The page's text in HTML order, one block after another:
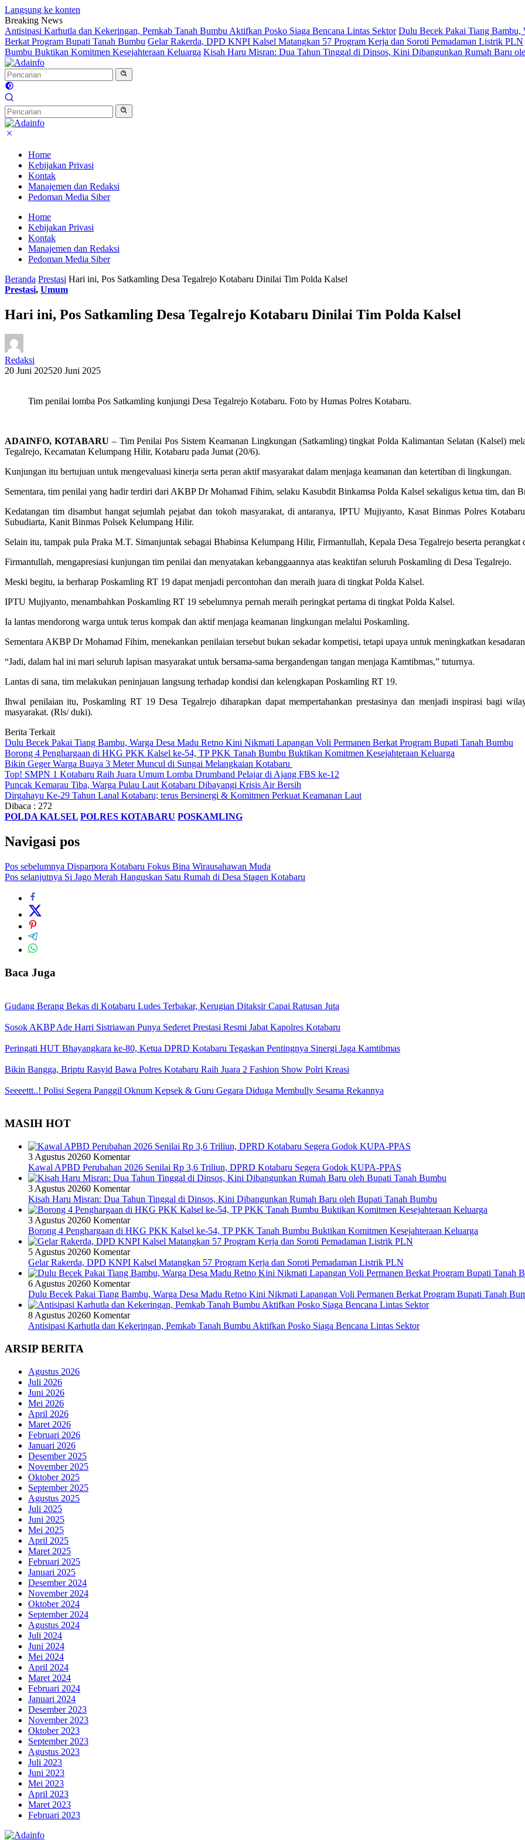
Langsung ke konten
Breaking News
Antisipasi Karhutla dan Kekeringan, Pemkab Tanah Bumbu Aktifkan Posko Siaga Bencana Lintas Sektor Dulu Becek Pakai Tiang
Berkat Program Bupati Tanah Bumbu Gelar Rakerda, DPD KNPI Kalsel Matangkan 57 Program Kerja dan Soroti Pemadaman Listrik PLN
Bumbu Buktikan Komitmen Kesejahteraan Keluarga Kisah Haru Misran: Dua Tahun Tinggal di Dinsos, Kini Dibangunkan Rumah Baru
Home
Kebijakan Privasi
Kontak
Manajemen dan Redaksi
Pedoman Media Siber
Home
Kebijakan Privasi
Kontak
Manajemen dan Redaksi
Pedoman Media Siber
Beranda Prestasi Hari ini, Pos Satkamling Desa Tegalrejo Kotabaru Dinilai Tim Polda Kalsel
Prestasi, Umum
Hari ini, Pos Satkamling Desa Tegalrejo Kotabaru Dinilai Tim Polda Kalsel
Redaksi
20 Juni 202520 Juni 2025
Tim penilai lomba Pos Satkamling kunjungi Desa Tegalrejo Kotabaru. Foto by Humas Polres Kotabaru.
ADAINFO, KOTABARU – Tim Penilai Pos Sistem Keamanan Lingkungan (Satkamling) tingkat Polda Kalimantan Selatan (Kalsel)
Tegalrejo, Kecamatan Kelumpang Hilir, Kotabaru pada Jumat (20/6).
Kunjungan itu bertujuan untuk mengevaluasi kinerja serta peran aktif masyarakat dalam menjaga keamanan dan ketertiban di lingkungan.
Sementara, tim penilai yang hadir terdiri dari AKBP Dr Mohamad Fihim, selaku Kasubdit Binkamsa Polda Kalsel sekaligus ketua tim, dan
Kedatangan tim disambut hangat sejumlah pejabat dan tokoh masyarakat, di antaranya, IPTU Mujiyanto, Kasat Binmas Polres
Subudiarta, Kanit Binmas Polsek Kelumpang Hilir.
Selain itu, tampak pula Praka M.T. Simanjuntak sebagai Bhabinsa Kelumpang Hilir, Firmantullah, Kepala Desa Tegalrejo beserta perangkat
Firmantullah, mengapresiasi kunjungan tim penilai dan menyatakan kebanggaannya atas keaktifan seluruh Poskamling di Desa Tegalrejo.
Meski begitu, ia berharap Poskamling RT 19 dapat menjadi percontohan dan meraih juara di tingkat Polda Kalsel.
IPTU Mujiyanto, menambahkan Poskamling RT 19 sebelumnya pernah meraih peringkat pertama di tingkat Polda Kalsel.
Ia lantas mendorong warga untuk terus kompak dan aktif menjaga keamanan lingkungan melalui Poskamling.
Sementara AKBP Dr Mohamad Fihim, menekankan penilaian tersebut bukan sekadar kompetisi, tetapi upaya untuk meningkatkan
“Jadi, dalam hal ini mari seluruh lapisan masyarakat untuk bersama-sama bergandengan tangan menjaga Kamtibmas,” tuturnya.
Lantas di sana, tim melakukan peninjauan langsung terhadap kondisi dan kelengkapan Poskamling RT 19.
Ihwal penilaian itu, Poskamling RT 19 Desa Tegalrejo diharapkan dapat mempertahankan prestasinya dan menjadi inspirasi bagi
masyarakat. (Rls/ duki).
Berita Terkait
Dulu Becek Pakai Tiang Bambu, Warga Desa Madu Retno Kini Nikmati Lapangan Voli Permanen Berkat Program Bupati Tanah Bumbu
Borong 4 Penghargaan di HKG PKK Kalsel ke-54, TP PKK Tanah Bumbu Buktikan Komitmen Kesejahteraan Keluarga
Bikin Geger Warga Buaya 3 Meter Muncul di Sungai Melangkaian Kotabaru
Top! SMPN 1 Kotabaru Raih Juara Umum Lomba Drumband Pelajar di Ajang FBS ke-12
Puncak Kemarau Tiba, Warga Pulau Laut Kotabaru Dibayangi Krisis Air Bersih
Dirgahayu Ke-29 Tahun Lanal Kotabaru; terus Bersinergi & Komitmen Perkuat Keamanan Laut
Dibaca : 272
POLDA KALSEL POLRES KOTABARU POSKAMLING
Navigasi pos
Pos sebelumnya Disparpora Kotabaru Fokus Bina Wirausahawan Muda
Pos selanjutnya Si Jago Merah Hanguskan Satu Rumah di Desa Stagen Kotabaru
Baca Juga
Gudang Berang Bekas di Kotabaru Ludes Terbakar, Kerugian Ditaksir Capai Ratusan Juta
Sosok AKBP Ade Harri Sistriawan Punya Sederet Prestasi Resmi Jabat Kapolres Kotabaru
Peringati HUT Bhayangkara ke-80, Ketua DPRD Kotabaru Tegaskan Pentingnya Sinergi Jaga Kamtibmas
Bikin Bangga, Briptu Rasyid Bawa Polres Kotabaru Raih Juara 2 Fashion Show Polri Kreasi
Seeeettt..! Polisi Segera Panggil Oknum Kepsek & Guru Gegara Diduga Membully Sesama Rekannya
MASIH HOT
3 Agustus 20260 Komentar
Kawal APBD Perubahan 2026 Senilai Rp 3,6 Triliun, DPRD Kotabaru Segera Godok KUPA-PPAS
3 Agustus 20260 Komentar
Kisah Haru Misran: Dua Tahun Tinggal di Dinsos, Kini Dibangunkan Rumah Baru oleh Bupati Tanah Bumbu
3 Agustus 20260 Komentar
Borong 4 Penghargaan di HKG PKK Kalsel ke-54, TP PKK Tanah Bumbu Buktikan Komitmen Kesejahteraan Keluarga
5 Agustus 20260 Komentar
Gelar Rakerda, DPD KNPI Kalsel Matangkan 57 Program Kerja dan Soroti Pemadaman Listrik PLN
6 Agustus 20260 Komentar
Dulu Becek Pakai Tiang Bambu, Warga Desa Madu Retno Kini Nikmati Lapangan Voli Permanen Berkat Program Bupati Tanah
8 Agustus 20260 Komentar
Antisipasi Karhutla dan Kekeringan, Pemkab Tanah Bumbu Aktifkan Posko Siaga Bencana Lintas Sektor
ARSIP BERITA
Agustus 2026
Juli 2026
Juni 2026
Mei 2026
April 2026
Maret 2026
Februari 2026
Januari 2026
Desember 2025
November 2025
Oktober 2025
September 2025
Agustus 2025
Juli 2025
Juni 2025
Mei 2025
April 2025
Maret 2025
Februari 2025
Januari 2025
Desember 2024
November 2024
Oktober 2024
September 2024
Agustus 2024
Juli 2024
Juni 2024
Mei 2024
April 2024
Maret 2024
Februari 2024
Januari 2024
Desember 2023
November 2023
Oktober 2023
September 2023
Agustus 2023
Juli 2023
Juni 2023
Mei 2023
April 2023
Maret 2023
Februari 2023